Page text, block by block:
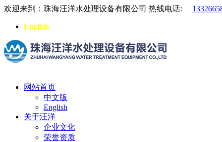
欢迎来到：珠海汪洋水处理设备有限公司 热线电话:
English
网站首页
中文版
English
关于汪洋
企业文化
荣誉资质